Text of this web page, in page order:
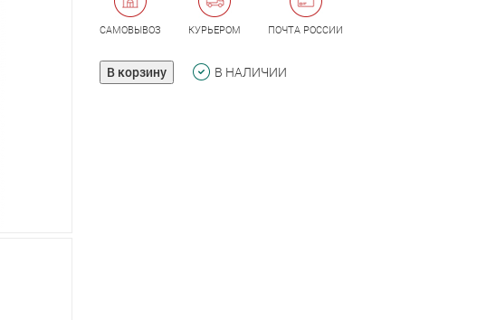
САМОВЫВОЗ КУРЬЕРОМ ПОЧТА РОССИИ
В корзину В НАЛИЧИИ